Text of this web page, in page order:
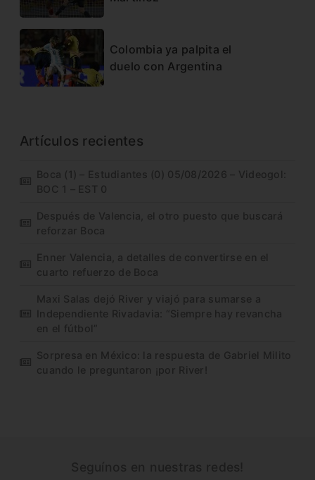
Colombia ya palpita el
duelo con Argentina
Artículos recientes
Boca (1) – Estudiantes (0) 05/08/2026 – Videogol:
BOC 1 – EST 0
Después de Valencia, el otro puesto que buscará
reforzar Boca
Enner Valencia, a detalles de convertirse en el
cuarto refuerzo de Boca
Maxi Salas dejó River y viajó para sumarse a
Independiente Rivadavia: “Siempre hay revancha
en el fútbol”
Sorpresa en México: la respuesta de Gabriel Milito
cuando le preguntaron ¡por River!